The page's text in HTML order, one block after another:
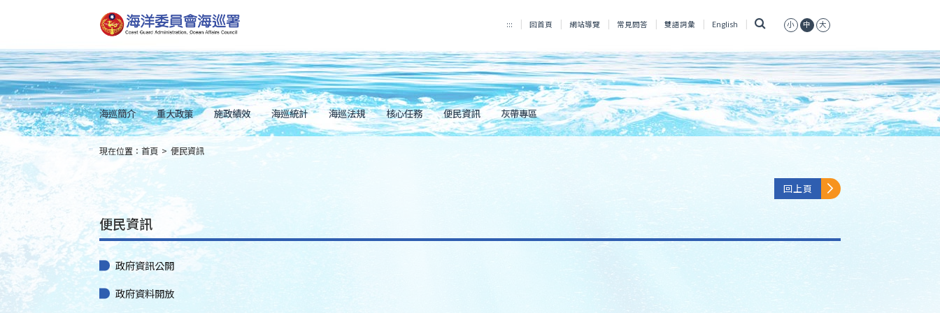
到
主
內
容
Skip
to
main
content
::: 回首頁 網站導覽 常見問答 雙語詞彙 English 小 中 大
海巡簡介 重大政策 施政績效 海巡統計 海巡法規 核心任務 便民資訊 灰帶專區
::: 現在位置： 首頁 > 便民資訊
回上頁
便民資訊
政府資訊公開
政府資料開放